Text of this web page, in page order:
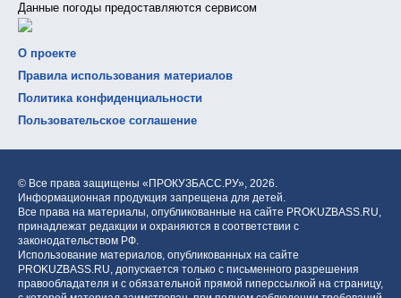
Данные погоды предоставляются сервисом
О проекте
Правила использования материалов
Политика конфиденциальности
Пользовательское соглашение
© Все права защищены «ПРОКУЗБАСС.РУ», 2026.
Информационная продукция запрещена для детей.
Все права на материалы, опубликованные на сайте PROKUZBASS.RU,
принадлежат редакции и охраняются в соответствии с
законодательством РФ.
Использование материалов, опубликованных на сайте
PROKUZBASS.RU, допускается только с письменного разрешения
правообладателя и с обязательной прямой гиперссылкой на страницу,